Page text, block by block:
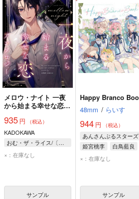
メロウ・ナイト 一夜
から始まる幸せな恋ア
935 円 （税込）
KADOKAWA
おむ・ザ・ライス/〔ほか〕著
×：在庫なし
サンプル
Happy Branco
48mm / らいす
944 円 （税込）
あんさんぶるスターズ
姫宮桃李
白鳥藍良
×：在庫なし
サンプル